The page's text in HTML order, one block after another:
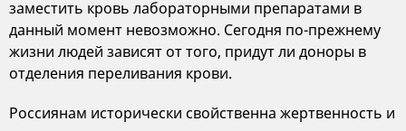
заместить кровь лабораторными препаратами в
данный момент невозможно. Сегодня по-прежнему
жизни людей зависят от того, придут ли доноры в
отделения переливания крови.
Россиянам исторически свойственна жертвенность и